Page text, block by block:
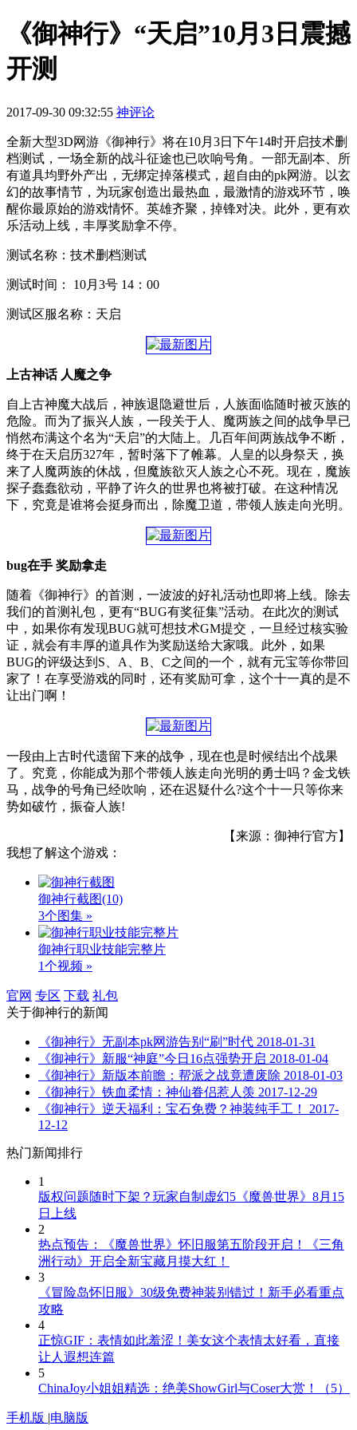
《御神行》“天启”10月3日震撼
开测
2017-09-30 09:32:55 神评论
全新大型3D网游《御神行》将在10月3日下午14时开启技术删
档测试，一场全新的战斗征途也已吹响号角。一部无副本、所
有道具均野外产出，无绑定掉落模式，超自由的pk网游。以玄
幻的故事情节，为玩家创造出最热血，最激情的游戏环节，唤
醒你最原始的游戏情怀。英雄齐聚，掉锋对决。此外，更有欢
乐活动上线，丰厚奖励拿不停。
测试名称：技术删档测试
测试时间： 10月3号 14：00
测试区服名称：天启
上古神话 人魔之争
自上古神魔大战后，神族退隐避世后，人族面临随时被灭族的
危险。而为了振兴人族，一段关于人、魔两族之间的战争早已
悄然布满这个名为“天启”的大陆上。几百年间两族战争不断，
终于在天启历327年，暂时落下了帷幕。人皇的以身祭天，换
来了人魔两族的休战，但魔族欲灭人族之心不死。现在，魔族
探子蠢蠢欲动，平静了许久的世界也将被打破。在这种情况
下，究竟是谁将会挺身而出，除魔卫道，带领人族走向光明。
bug在手 奖励拿走
随着《御神行》的首测，一波波的好礼活动也即将上线。除去
我们的首测礼包，更有“BUG有奖征集”活动。在此次的测试
中，如果你有发现BUG就可想技术GM提交，一旦经过核实验
证，就会有丰厚的道具作为奖励送给大家哦。此外，如果
BUG的评级达到S、A、B、C之间的一个，就有元宝等你带回
家了！在享受游戏的同时，还有奖励可拿，这个十一真的是不
让出门啊！
一段由上古时代遗留下来的战争，现在也是时候结出个战果
了。究竟，你能成为那个带领人族走向光明的勇士吗？金戈铁
马，战争的号角已经吹响，还在迟疑什么?这个十一只等你来
势如破竹，振奋人族!
【来源：御神行官方】
我想了解这个游戏：
御神行截图(10)
3个图集 »
御神行职业技能完整片
1个视频 »
官网 专区 下载 礼包
关于御神行的新闻
《御神行》无副本pk网游告别“刷”时代 2018-01-31
《御神行》新服“神庭”今日16点强势开启 2018-01-04
《御神行》新版本前瞻：帮派之战竟遭废除 2018-01-03
《御神行》铁血柔情：神仙眷侣惹人羡 2017-12-29
《御神行》逆天福利：宝石免费？神装纯手工！
2017-
12-12
热门新闻排行
1
版权问题随时下架？玩家自制虚幻5《魔兽世界》8月15
日上线
2
热点预告：《魔兽世界》怀旧服第五阶段开启！《三角
洲行动》开启全新宝藏月摸大红！
3
《冒险岛怀旧服》30级免费神装别错过！新手必看重点
攻略
4
正惊GIF：表情如此羞涩！美女这个表情太好看，直接
让人遐想连篇
5
ChinaJoy小姐姐精选：绝美ShowGirl与Coser大赏！（5）
手机版 |电脑版